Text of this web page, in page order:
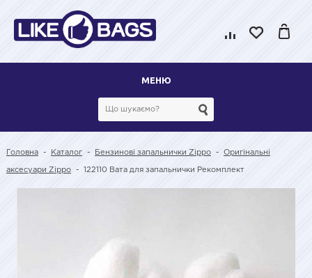
МЕНЮ
Головна - Каталог - Бензинові запальнички Zippo - Оригінальні
аксесуари Zippo - 122110 Вата для запальнички Рекомплект